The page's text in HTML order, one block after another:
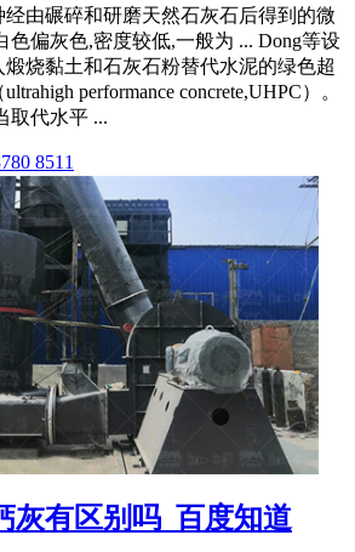
由碾碎和研磨天然石灰石后得到的微
色偏灰色,密度较低,一般为 ... Dong等设
烧黏土和石灰石粉替代水泥的绿色超
performance concrete,UHPC）。
取代水平 ...
8511
灰有区别吗_百度知道